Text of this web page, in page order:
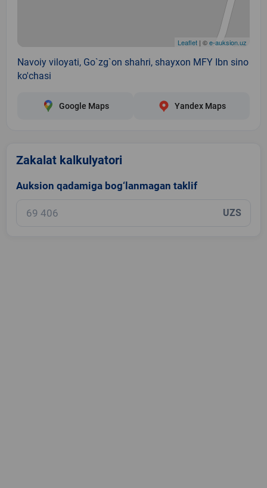
Leaflet | ©e-auksion.uz
Navoiy viloyati, Go`zg`on shahri, shayxon MFY Ibn sino
ko'chasi
Google Maps Yandex Maps
Zakalat kalkulyatori
Auksion qadamiga bog‘lanmagan taklif
UZS